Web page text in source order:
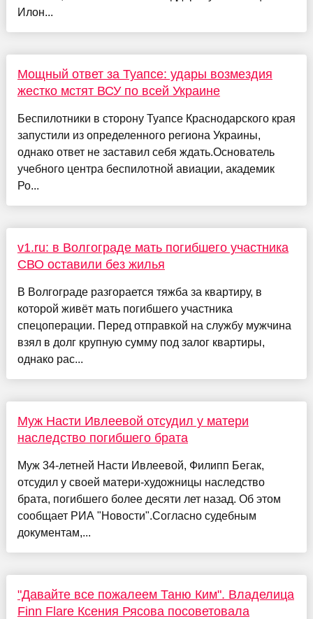
Илон...
Мощный ответ за Туапсе: удары возмездия
жестко мстят ВСУ по всей Украине
Беспилотники в сторону Туапсе Краснодарского края
запустили из определенного региона Украины,
однако ответ не заставил себя ждать.Основатель
учебного центра беспилотной авиации, академик
Ро...
v1.ru: в Волгограде мать погибшего участника
СВО оставили без жилья
В Волгограде разгорается тяжба за квартиру, в
которой живёт мать погибшего участника
спецоперации. Перед отправкой на службу мужчина
взял в долг крупную сумму под залог квартиры,
однако рас...
Муж Насти Ивлеевой отсудил у матери
наследство погибшего брата
Муж 34-летней Насти Ивлеевой, Филипп Бегак,
отсудил у своей матери-художницы наследство
брата, погибшего более десяти лет назад. Об этом
сообщает РИА "Новости".Согласно судебным
документам,...
"Давайте все пожалеем Таню Ким". Владелица
Finn Flare Ксения Рясова посоветовала